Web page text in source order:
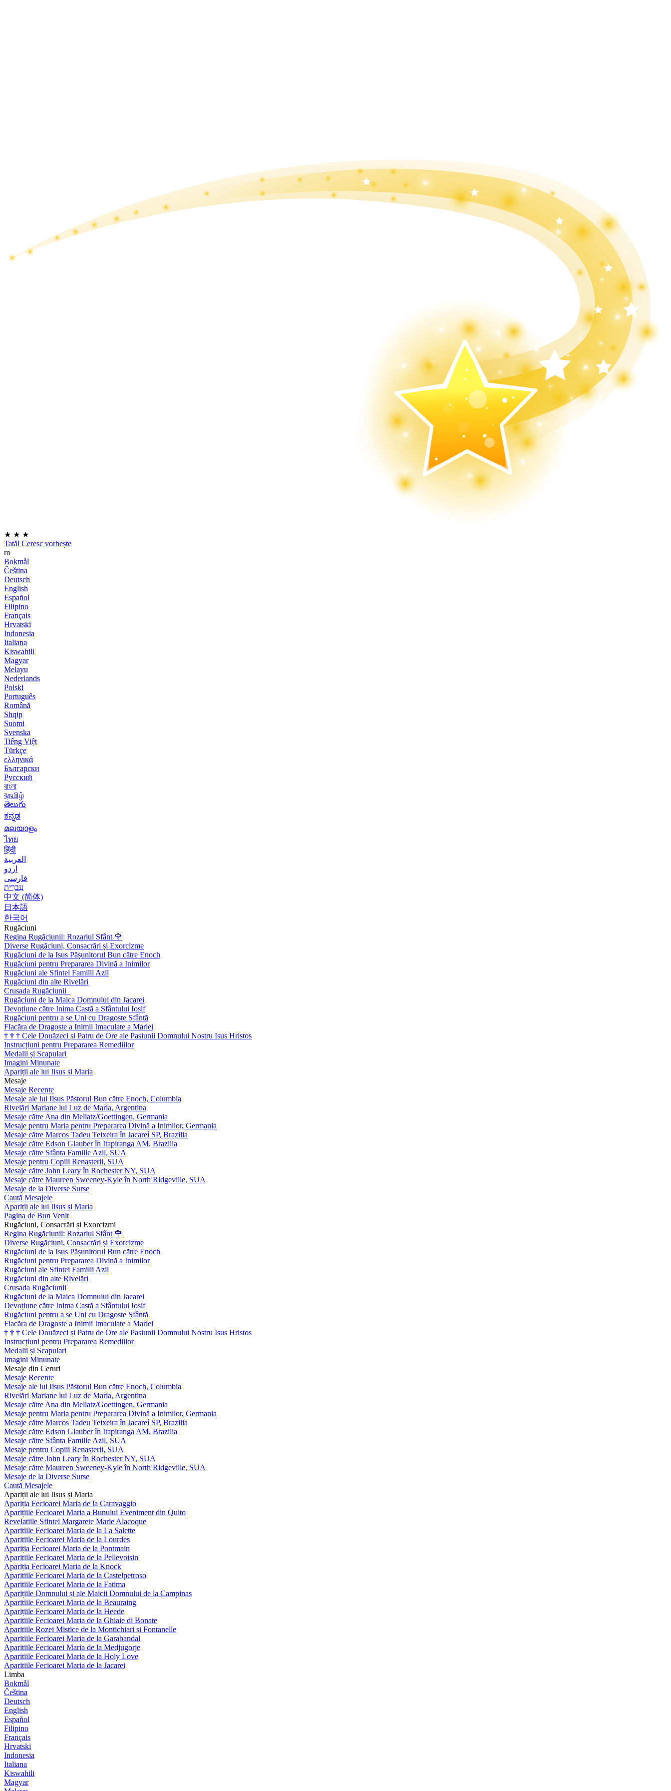
★ ★ ★
Tatăl Ceresc vorbește
ro
Bokmål
Čeština
Deutsch
English
Español
Filipino
Français
Hrvatski
Indonesia
Italiana
Kiswahili
Magyar
Melayu
Nederlands
Polski
Português
Română
Shqip
Suomi
Svenska
Tiếng Việt
Türkçe
ελληνικά
Български
Русский
বাংলা
বதமிழ்
తెలుగు
ಕನ್ನಡ
മലയാളം
ไทย
हिंदी
العربية
اردو
فارسی
עִברִית
中文 (简体)
日本語
한국어
Rugăciuni
Regina Rugăciunii: Rozariul Sfânt 🌹
Diverse Rugăciuni, Consacrări și Exorcizme
Rugăciuni de la Isus Pășunitorul Bun către Enoch
Rugăciuni pentru Prepararea Divină a Inimilor
Rugăciuni ale Sfintei Familii Azil
Rugăciuni din alte Rivelări
Crusada Rugăciunii
Rugăciuni de la Maica Domnului din Jacarei
Devoțiune către Inima Castă a Sfântului Iosif
Rugăciuni pentru a se Uni cu Dragoste Sfântă
Flacăra de Dragoste a Inimii Imaculate a Mariei
† † † Cele Douăzeci și Patru de Ore ale Pasiunii Domnului Nostru Isus Hristos
Instrucțiuni pentru Prepararea Remediilor
Medalii și Scapulari
Imagini Minunate
Apariții ale lui Iisus și Maria
Mesaje
Mesaje Recente
Mesaje ale lui Iisus Păstorul Bun către Enoch, Columbia
Rivelări Mariane lui Luz de Maria, Argentina
Mesaje către Ana din Mellatz/Goettingen, Germania
Mesaje pentru Maria pentru Prepararea Divină a Inimilor, Germania
Mesaje către Marcos Tadeu Teixeira în Jacareí SP, Brazilia
Mesaje către Edson Glauber în Itapiranga AM, Brazilia
Mesaje către Sfânta Familie Azil, SUA
Mesaje pentru Copiii Renașterii, SUA
Mesaje către John Leary în Rochester NY, SUA
Mesaje către Maureen Sweeney-Kyle în North Ridgeville, SUA
Mesaje de la Diverse Surse
Caută Mesajele
Apariții ale lui Iisus și Maria
Pagina de Bun Venit
Rugăciuni, Consacrări și Exorcizmi
Regina Rugăciunii: Rozariul Sfânt 🌹
Diverse Rugăciuni, Consacrări și Exorcizme
Rugăciuni de la Isus Pășunitorul Bun către Enoch
Rugăciuni pentru Prepararea Divină a Inimilor
Rugăciuni ale Sfintei Familii Azil
Rugăciuni din alte Rivelări
Crusada Rugăciunii
Rugăciuni de la Maica Domnului din Jacarei
Devoțiune către Inima Castă a Sfântului Iosif
Rugăciuni pentru a se Uni cu Dragoste Sfântă
Flacăra de Dragoste a Inimii Imaculate a Mariei
† † † Cele Douăzeci și Patru de Ore ale Pasiunii Domnului Nostru Isus Hristos
Instrucțiuni pentru Prepararea Remediilor
Medalii și Scapulari
Imagini Minunate
Mesaje din Ceruri
Mesaje Recente
Mesaje ale lui Iisus Păstorul Bun către Enoch, Columbia
Rivelări Mariane lui Luz de Maria, Argentina
Mesaje către Ana din Mellatz/Goettingen, Germania
Mesaje pentru Maria pentru Prepararea Divină a Inimilor, Germania
Mesaje către Marcos Tadeu Teixeira în Jacareí SP, Brazilia
Mesaje către Edson Glauber în Itapiranga AM, Brazilia
Mesaje către Sfânta Familie Azil, SUA
Mesaje pentru Copiii Renașterii, SUA
Mesaje către John Leary în Rochester NY, SUA
Mesaje către Maureen Sweeney-Kyle în North Ridgeville, SUA
Mesaje de la Diverse Surse
Caută Mesajele
Apariții ale lui Iisus și Maria
Apariția Fecioarei Maria de la Caravaggio
Aparițiile Fecioarei Maria a Bunului Eveniment din Quito
Revelatiile Sfintei Margarete Marie Alacoque
Aparitiile Fecioarei Maria de la La Salette
Aparitiile Fecioarei Maria de la Lourdes
Apariția Fecioarei Maria de la Pontmain
Aparitiile Fecioarei Maria de la Pellevoisin
Apariția Fecioarei Maria de la Knock
Aparitiile Fecioarei Maria de la Castelpetroso
Aparitiile Fecioarei Maria de la Fatima
Aparițiile Domnului și ale Maicii Domnului de la Campinas
Aparitiile Fecioarei Maria de la Beauraing
Aparițiile Fecioarei Maria de la Heede
Aparitiile Fecioarei Maria de la Ghiaie di Bonate
Aparitiile Rozei Mistice de la Montichiari și Fontanelle
Aparitiile Fecioarei Maria de la Garabandal
Aparitiile Fecioarei Maria de la Medjugorje
Aparitiile Fecioarei Maria de la Holy Love
Aparitiile Fecioarei Maria de la Jacarei
Limba
Bokmål
Čeština
Deutsch
English
Español
Filipino
Français
Hrvatski
Indonesia
Italiana
Kiswahili
Magyar